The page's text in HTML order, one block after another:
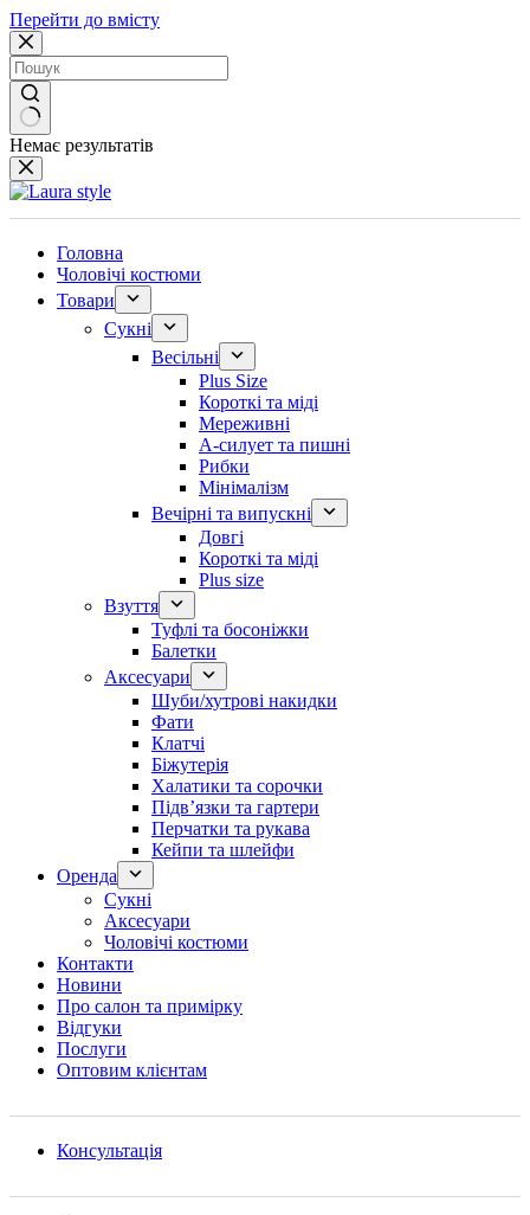
Перейти до вмісту
Немає результатів
Головна
Чоловічі костюми
Товари
Сукні
Весільні
Plus Size
Короткі та міді
Мереживні
А-силует та пишні
Рибки
Мінімалізм
Вечірні та випускні
Довгі
Короткі та міді
Plus size
Взуття
Туфлі та босоніжки
Балетки
Аксесуари
Шуби/хутрові накидки
Фати
Клатчі
Біжутерія
Халатики та сорочки
Підвʼязки та гартери
Перчатки та рукава
Кейпи та шлейфи
Оренда
Сукні
Аксесуари
Чоловічі костюми
Контакти
Новини
Про салон та примірку
Відгуки
Послуги
Оптовим клієнтам
Консультація